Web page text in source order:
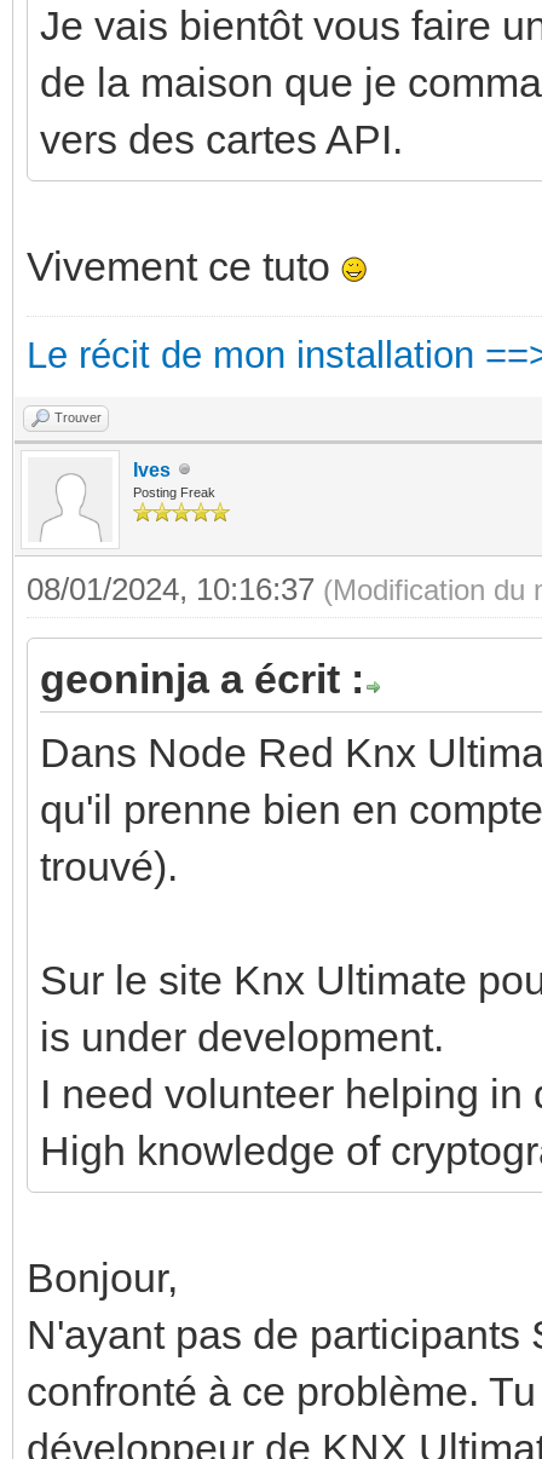
Je vais bientôt vous faire
de la maison que je
vers des cartes API.
Vivement ce tuto
Le récit de mon installation
Trouver
Ives
Posting Freak
08/01/2024, 10:16:37 (Modification du
geoninja a écrit :
Dans Node Red Knx
qu'il prenne bien en
trouvé).
Sur le site Knx Ultimate
is under development.
I need volunteer helping
High knowledge of
Bonjour,
N'ayant pas de participants
confronté à ce problème.
développeur de KNX